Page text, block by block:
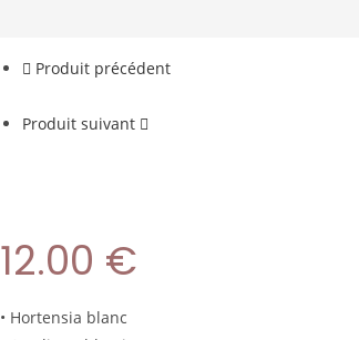
Produit précédent
Produit suivant
12.00 €
• Hortensia blanc